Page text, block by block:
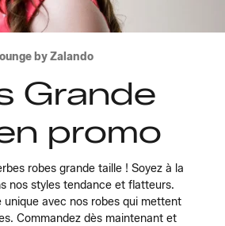
by Zalando
Grande
promo
robes grande taille ! Soyez à la
nos styles tendance et flatteurs.
unique avec nos robes qui mettent
Commandez dès maintenant et